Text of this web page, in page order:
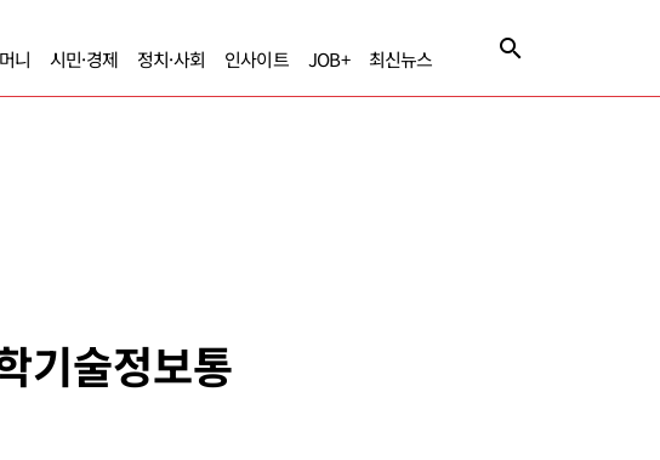
니 시민·경제 정치·사회 인사이트 JOB+ 최신뉴스
기술정보통